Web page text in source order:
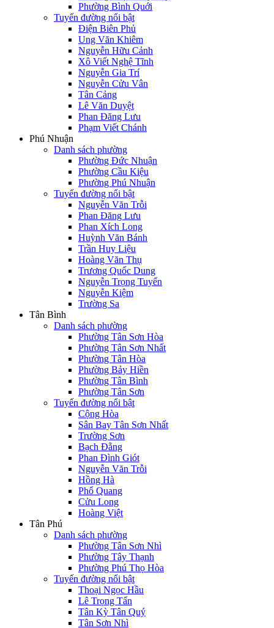
Phường Bình Quới
Tuyến đường nổi bật
Điện Biên Phủ
Ung Văn Khiêm
Nguyễn Hữu Cảnh
Xô Viết Nghệ Tĩnh
Nguyễn Gia Trí
Nguyễn Cửu Vân
Tân Cảng
Lê Văn Duyệt
Phan Đăng Lưu
Phạm Viết Chánh
Phú Nhuận
Danh sách phường
Phường Đức Nhuận
Phường Cầu Kiệu
Phường Phú Nhuận
Tuyến đường nổi bật
Nguyễn Văn Trỗi
Phan Đăng Lưu
Phan Xích Long
Huỳnh Văn Bánh
Trần Huy Liệu
Hoàng Văn Thụ
Trương Quốc Dung
Nguyễn Trọng Tuyển
Nguyễn Kiệm
Trường Sa
Tân Bình
Danh sách phường
Phường Tân Sơn Hòa
Phường Tân Sơn Nhất
Phường Tân Hòa
Phường Bảy Hiền
Phường Tân Bình
Phường Tân Sơn
Tuyến đường nổi bật
Cộng Hòa
Sân Bay Tân Sơn Nhất
Trường Sơn
Bạch Đằng
Phan Đình Giót
Nguyễn Văn Trỗi
Hồng Hà
Phổ Quang
Cửu Long
Hoàng Việt
Tân Phú
Danh sách phường
Phường Tân Sơn Nhì
Phường Tây Thạnh
Phường Phú Thọ Hòa
Tuyến đường nổi bật
Thoại Ngọc Hầu
Lê Trọng Tấn
Tân Kỳ Tân Quý
Tân Sơn Nhì